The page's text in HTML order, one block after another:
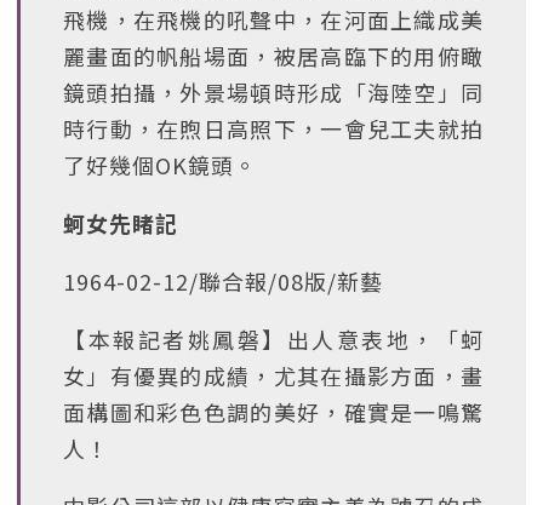
飛機，在飛機的吼聲中，在河面上織成美
麗畫面的帆船場面，被居高臨下的用俯瞰
鏡頭拍攝，外景場頓時形成「海陸空」同
時行動，在煦日高照下，一會兒工夫就拍
了好幾個OK鏡頭。
蚵女先睹記
1964-02-12/聯合報/08版/新藝
【本報記者姚鳳磐】出人意表地，「蚵
女」有優異的成績，尤其在攝影方面，畫
面構圖和彩色色調的美好，確實是一鳴驚
人！